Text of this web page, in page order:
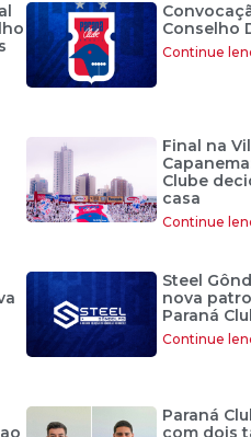
Conselho
Continue
Final na
Clube
casa
Continue
Steel
nova
Paraná
Continue
Paraná
com dois